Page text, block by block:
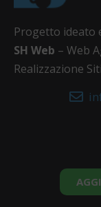
Progetto ideato
SH Web – Web
Realizzazione